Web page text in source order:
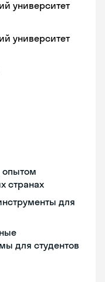
университет
университет
странах
для
для студентов